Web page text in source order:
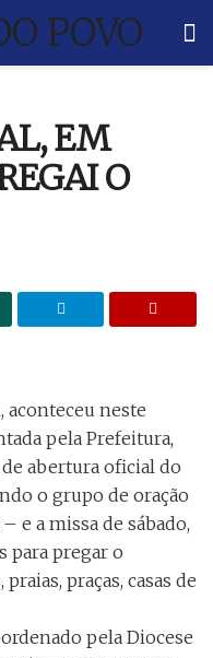
EM
O
aconteceu neste
pela Prefeitura,
abertura oficial do
o grupo de oração
e a missa de sábado,
para pregar o
praças, casas de
pela Diocese